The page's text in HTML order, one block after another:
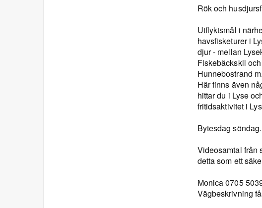
Rök och
Utflyktsmål i
havsfisketurer i
djur - mellan
Fiskebäckskil
Hunnebostrand
Här finns även
hittar du i Lyse
fritidsaktivitet i
Bytesdag
Videosamtal från
detta som ett
Monica 0705
Vägbeskrivning